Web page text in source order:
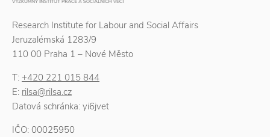
Research Institute for Labour and Social Affairs
Jeruzalémská 1283/9
110 00 Praha 1 – Nové Město
T: +420 221 015 844
E: rilsa@rilsa.cz
Datová schránka: yi6jvet
IČO: 00025950